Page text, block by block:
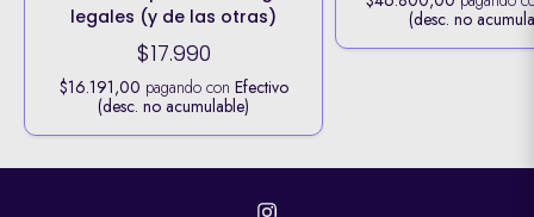
legales (y de las otras)
$17.990
$16.191,00 pagando con Efectivo
(desc. no acumulable)
(desc. no